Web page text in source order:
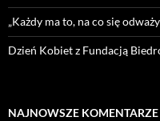
„Każdy ma to, na co się
Dzień Kobiet z Fundacją
NAJNOWSZE KOMENTARZE